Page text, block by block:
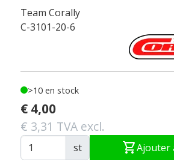
Team Corally
C-3101-20-6
>10 en stock
€ 4,00
€ 3,31 TVA excl.
st shopping_cartAjouter